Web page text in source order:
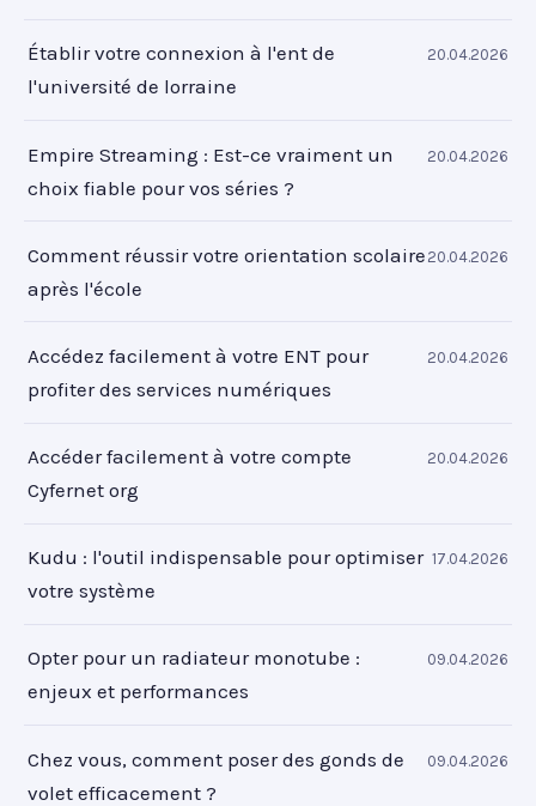
Établir votre connexion à l'ent de
l'université de lorraine
20.04.2026
Empire Streaming : Est-ce vraiment un
choix fiable pour vos séries ?
20.04.2026
Comment réussir votre orientation scolaire
après l'école
20.04.2026
Accédez facilement à votre ENT pour
profiter des services numériques
20.04.2026
Accéder facilement à votre compte
Cyfernet org
20.04.2026
Kudu : l'outil indispensable pour optimiser
votre système
17.04.2026
Opter pour un radiateur monotube :
enjeux et performances
09.04.2026
Chez vous, comment poser des gonds de
volet efficacement ?
09.04.2026